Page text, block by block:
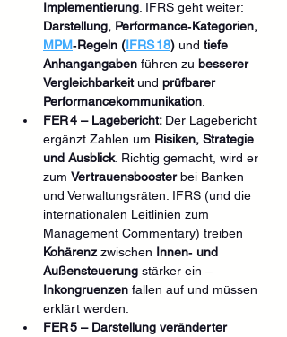
Implementierung . IFRS geht weiter:
Darstellung, Performance‑Kategorien,
MPM‑Regeln (IFRS 18) und tiefe
Anhangangaben führen zu besserer
Vergleichbarkeit und prüfbarer
Performancekommunikation
FER 4 – Lagebericht: Der Lagebericht
ergänzt Zahlen um Risiken, Strategie
und Ausblick. Richtig gemacht, wird er
zum Vertrauensbooster bei Banken
und Verwaltungsräten. IFRS (und die
internationalen Leitlinien zum
Management Commentary) treiben
Kohärenz zwischen Innen‑ und
Außensteuerung stärker ein –
Inkongruenzen fallen auf und müssen
erklärt werden.
FER 5 – Darstellung veränderter